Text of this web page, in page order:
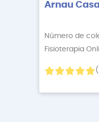
Arnau
Número de